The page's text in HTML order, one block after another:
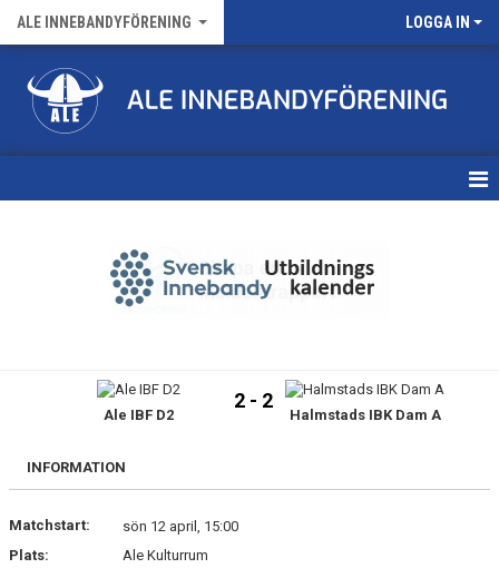
ALE INNEBANDYFÖRENING LOGGA IN
NYHETSARKIV
MEDLEMSKAP
Ale IBF D2
2 - 2
Halmstads IBK Dam A
INFORMATION
Matchstart:
sön 12 april, 15:00
Plats:
Ale Kulturrum